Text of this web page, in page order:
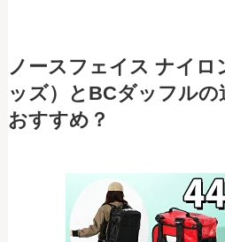
ノースフェイス ナイロ
ッズ）とBCダッフル
おすすめ？